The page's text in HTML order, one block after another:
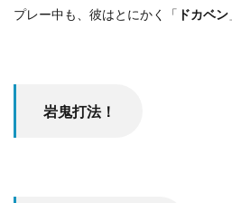
プレー中も、彼はとにかく「 ドカベン
岩鬼打法！